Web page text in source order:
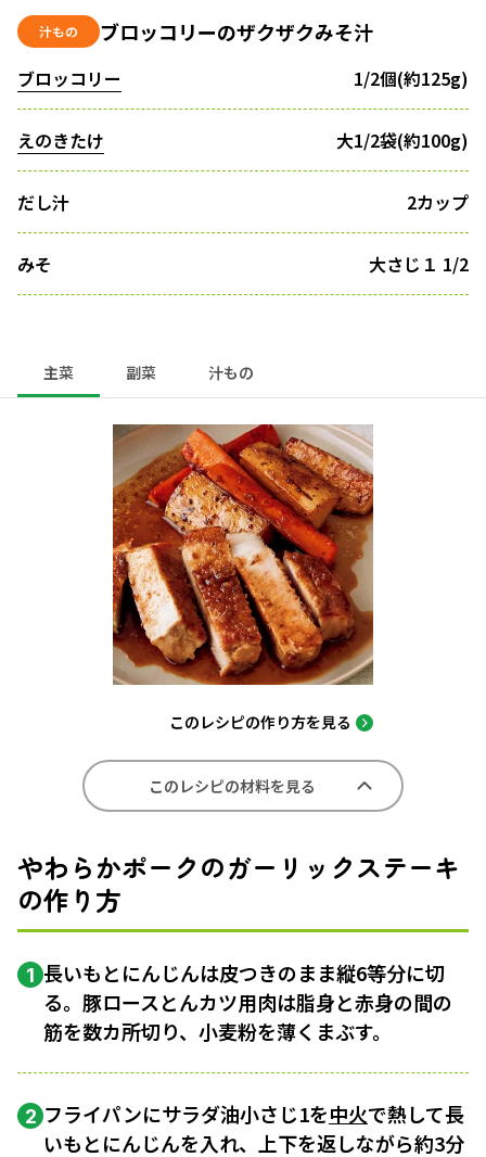
汁もの ブロッコリーのザクザクみそ汁
ブロッコリー 1/2個(約125g)
えのきたけ 大1/2袋(約100g)
だし汁 2カップ
みそ 大さじ１ 1/2
主菜 副菜 汁もの
このレシピの作り方を見る
このレシピの材料を見る
やわらかポークのガーリックステーキ
の作り方
1 長いもとにんじんは皮つきのまま縦6等分に切
る。豚ロースとんカツ用肉は脂身と赤身の間の
筋を数カ所切り、小麦粉を薄くまぶす。
2 フライパンにサラダ油小さじ1を中火で熱して長
いもとにんじんを入れ、上下を返しながら約3分